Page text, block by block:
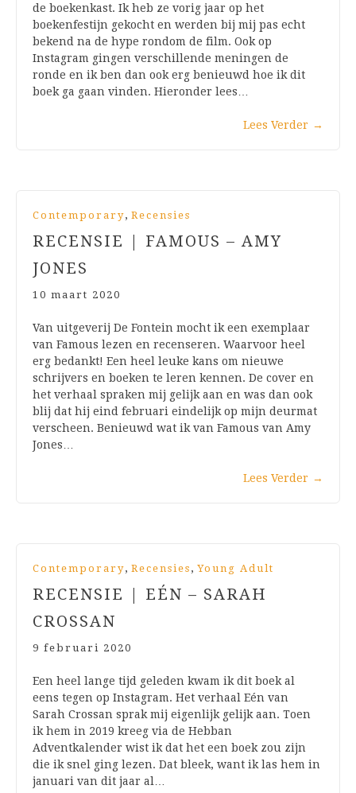
de boekenkast. Ik heb ze vorig jaar op het
boekenfestijn gekocht en werden bij mij pas echt
bekend na de hype rondom de film. Ook op
Instagram gingen verschillende meningen de
ronde en ik ben dan ook erg benieuwd hoe ik dit
boek ga gaan vinden. Hieronder lees…
Lees Verder →
Contemporary, Recensies
RECENSIE | FAMOUS – AMY
JONES
10 maart 2020
Van uitgeverij De Fontein mocht ik een exemplaar
van Famous lezen en recenseren. Waarvoor heel
erg bedankt! Een heel leuke kans om nieuwe
schrijvers en boeken te leren kennen. De cover en
het verhaal spraken mij gelijk aan en was dan ook
blij dat hij eind februari eindelijk op mijn deurmat
verscheen. Benieuwd wat ik van Famous van Amy
Jones…
Lees Verder →
Contemporary, Recensies , Young Adult
RECENSIE | EÉN – SARAH
CROSSAN
9 februari 2020
Een heel lange tijd geleden kwam ik dit boek al
eens tegen op Instagram. Het verhaal Eén van
Sarah Crossan sprak mij eigenlijk gelijk aan. Toen
ik hem in 2019 kreeg via de Hebban
Adventkalender wist ik dat het een boek zou zijn
die ik snel ging lezen. Dat bleek, want ik las hem in
januari van dit jaar al…